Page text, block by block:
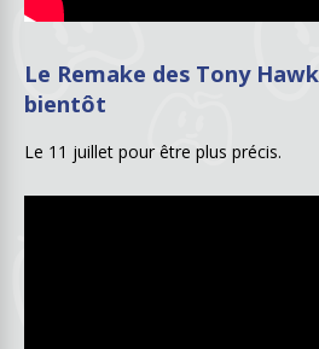
Le Remake des Tony
bientôt
Le 11 juillet pour être plus précis.